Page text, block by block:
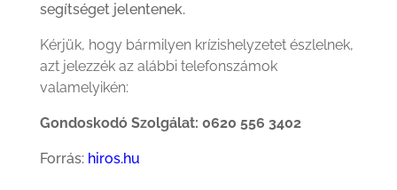
segítséget jelentenek.
Kérjük, hogy bármilyen krízishelyzetet észlelnek,
azt jelezzék az alábbi telefonszámok
valamelyikén:
Gondoskodó Szolgálat: 0620 556 3402
Forrás: hiros.hu